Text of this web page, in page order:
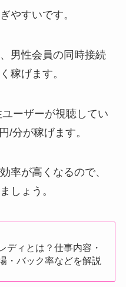
やすいです。
男性会員の同時接続
稼げます。
ーザーが視聴してい
/分が稼げます。
率が高くなるので、
しょう。
ディとは？仕事内容・
・バック率などを解説